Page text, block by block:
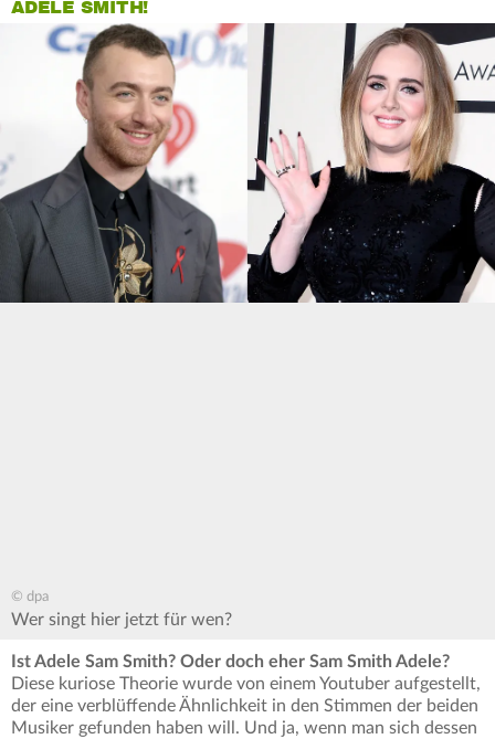
ADELE SMITH!
© dpa
Wer singt hier jetzt für wen?
Ist Adele Sam Smith? Oder doch eher Sam Smith Adele?
Diese kuriose Theorie wurde von einem Youtuber aufgestellt,
der eine verblüffende Ähnlichkeit in den Stimmen der beiden
Musiker gefunden haben will. Und ja, wenn man sich dessen